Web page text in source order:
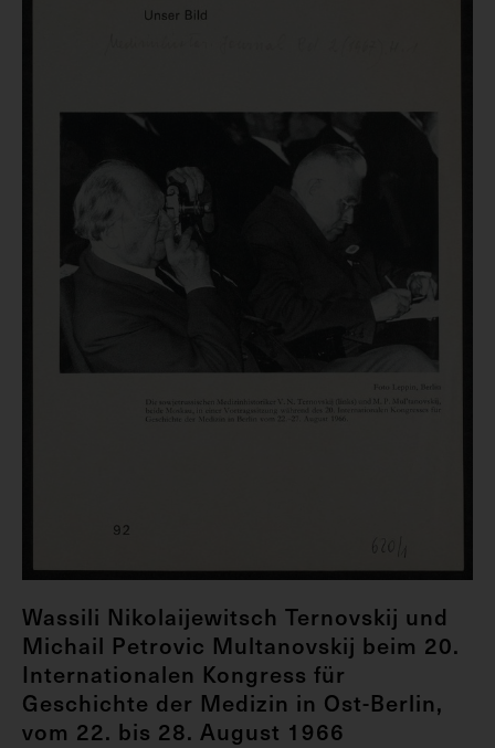
Wassili Nikolaijewitsch Ternovskij und
Michail Petrovic Multanovskij beim 20.
Internationalen Kongress für
Geschichte der Medizin in Ost-Berlin,
vom 22. bis 28. August 1966